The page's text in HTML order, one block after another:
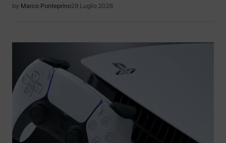
by Marco Ponteprino29 Luglio 2026